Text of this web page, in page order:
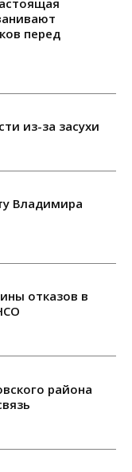
перед
из-за засухи
Владимира
отказов в
района